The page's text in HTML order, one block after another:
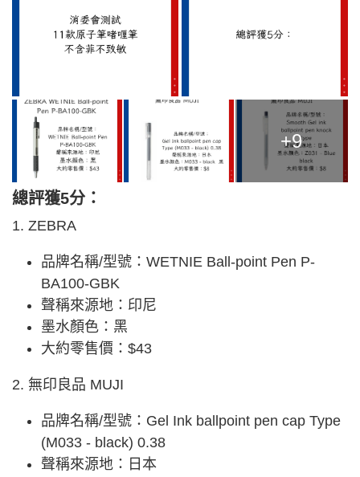
+9
總評獲5分：
1. ZEBRA
品牌名稱/型號：WETNIE Ball-point Pen P-
BA100-GBK
聲稱來源地：印尼
墨水顏色：黑
大約零售價：$43
2. 無印良品 MUJI
品牌名稱/型號：Gel Ink ballpoint pen cap Type
(M033 - black) 0.38
聲稱來源地：日本